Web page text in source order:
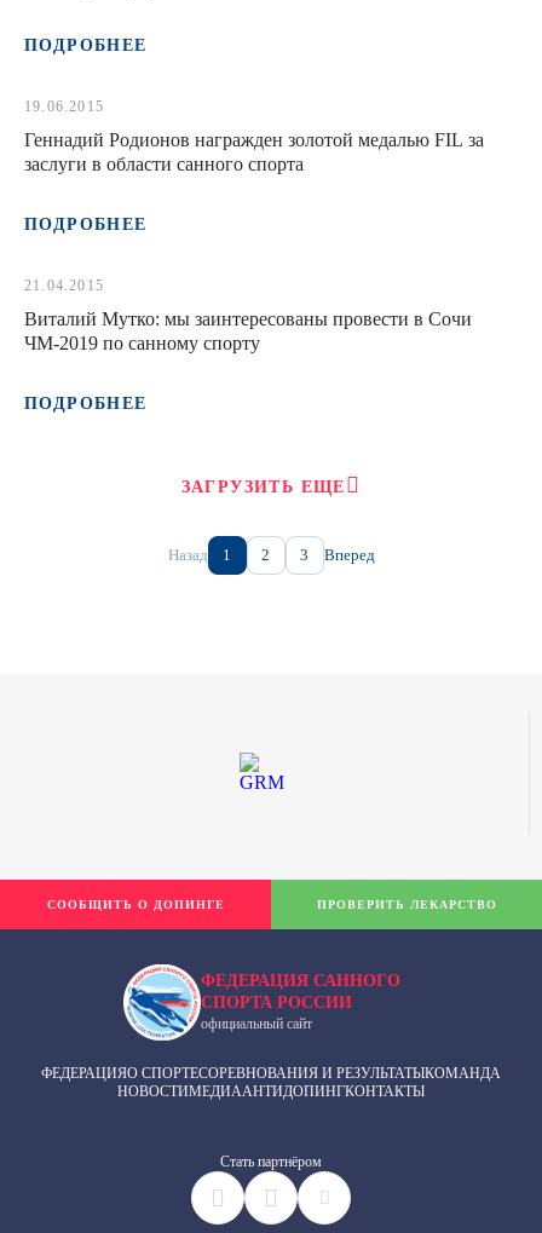
ПОДРОБНЕЕ
19.06.2015
Геннадий Родионов награжден золотой медалью FIL за
заслуги в области санного спорта
ПОДРОБНЕЕ
21.04.2015
Виталий Мутко: мы заинтересованы провести в Сочи
ЧМ-2019 по санному спорту
ПОДРОБНЕЕ
ЗАГРУЗИТЬ ЕЩЕ
Назад 1 2 3 Вперед
ФЕДЕРАЦИЯ САННОГО
СПОРТА РОССИИ
официальный сайт
ФЕДЕРАЦИЯО СПОРТЕСОРЕВНОВАНИЯ И РЕЗУЛЬТАТЫКОМАНДА
НОВОСТИМЕДИААНТИДОПИНГКОНТАКТЫ
Cтать партнёром
СООБЩИТЬ О ДОПИНГЕ ПРОВЕРИТЬ ЛЕКАРСТВО